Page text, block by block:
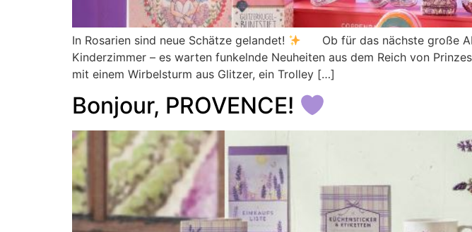
In Rosarien sind neue Schätze gelandet!
Ob für das nächste große
Kinderzimmer – es warten funkelnde Neuheiten aus dem Reich von
mit einem Wirbelsturm aus Glitzer, ein Trolley […]
Bonjour, PROVENCE!